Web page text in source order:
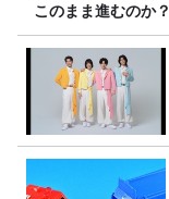
このまま進むのか？